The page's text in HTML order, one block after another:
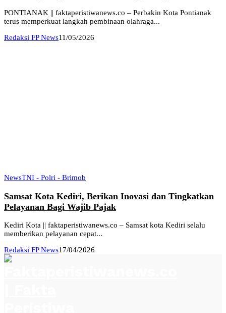
PONTIANAK || faktaperistiwanews.co – Perbakin Kota Pontianak
terus memperkuat langkah pembinaan olahraga...
Redaksi FP News11/05/2026
NewsTNI - Polri - Brimob
Samsat Kota Kediri, Berikan Inovasi dan Tingkatkan
Pelayanan Bagi Wajib Pajak
Kediri Kota || faktaperistiwanews.co – Samsat kota Kediri selalu
memberikan pelayanan cepat...
Redaksi FP News17/04/2026